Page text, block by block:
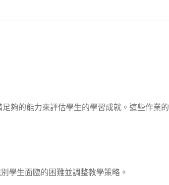
夠的能力來評估學生的學習成就。這些作業
學生面臨的困難並調整教學策略。